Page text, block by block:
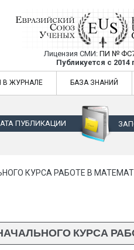
Союз
Лицензия СМИ: ПИ №
Публикуется с 2014
Союз Ученых — публикация
В ЖУРНАЛЕ БАЗА ЗНАНИЙ
ПУБЛИКАЦИИ
КУРСА РАБОТЕ В
КУРСА